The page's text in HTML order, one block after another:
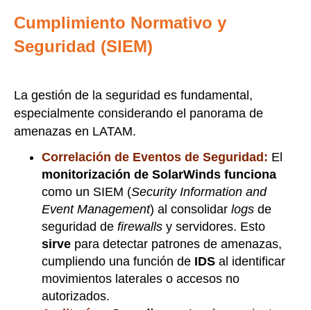
Cumplimiento Normativo y
Seguridad (SIEM)
La gestión de la seguridad es fundamental,
especialmente considerando el panorama de
amenazas en LATAM.
Correlación de Eventos de Seguridad: El
monitorización de SolarWinds funciona
como un SIEM (Security Information and
Event Management) al consolidar logs de
seguridad de firewalls y servidores. Esto
sirve para detectar patrones de amenazas,
cumpliendo una función de IDS al identificar
movimientos laterales o accesos no
autorizados.